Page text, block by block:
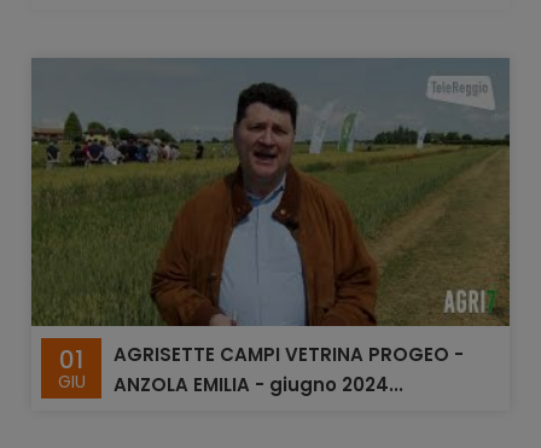
01
GIU
AGRISETTE CAMPI VETRINA PROGEO -
ANZOLA EMILIA - giugno 2024...